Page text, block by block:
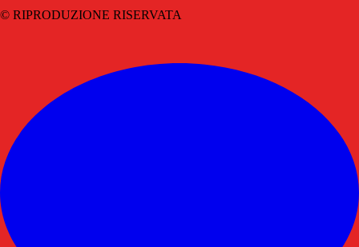
© RIPRODUZIONE RISERVATA